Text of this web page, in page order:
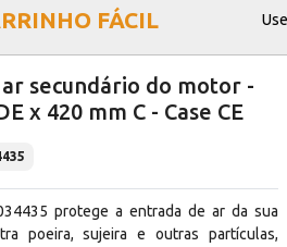
FÁCIL
secundário do motor -
x 420 mm C - Case CE
protege a entrada de ar da sua
poeira, sujeira e outras partículas,